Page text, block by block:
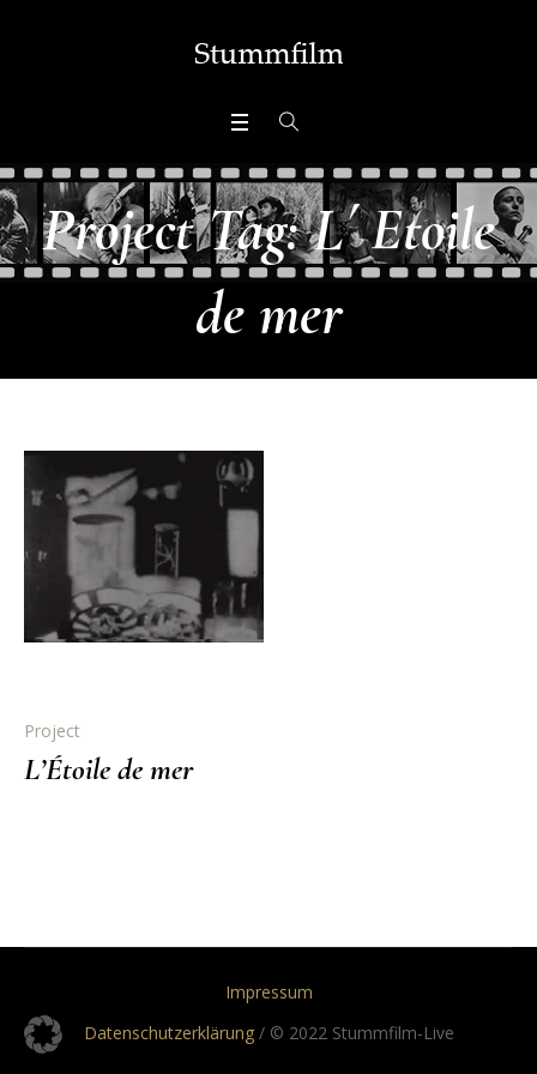
Project Tag:L´ Etoile
de mer
Project
L’Étoile de mer
Impressum
Datenschutzerklärung/ © 2022 Stummfilm-Live